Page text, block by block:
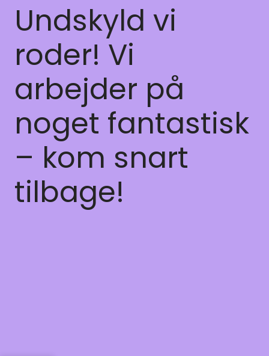
Undskyld vi
roder! Vi
arbejder på
noget fantastisk
– kom snart
tilbage!